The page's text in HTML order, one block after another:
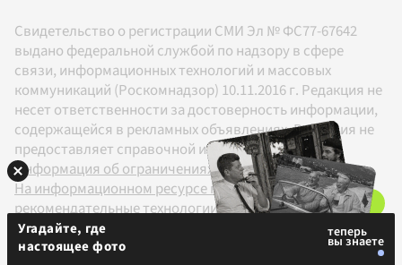
Свидетельство о регистрации СМИ Эл № ФС77-67642
выдано федеральной службой по надзору в сфере
связи, информационных технологий и массовых
коммуникаций (Роскомнадзор) 10.11.2016 г. Редакция не
несет ответственности за достоверность информации,
содержащейся в рекламных объявлениях. Редакция не
предоставляет справочной информации.
Информация об ограничениях
На информационном ресурсе применяются
рекомендательные технологии в соответствии с
Правилами
Угадайте, где
настоящее фото